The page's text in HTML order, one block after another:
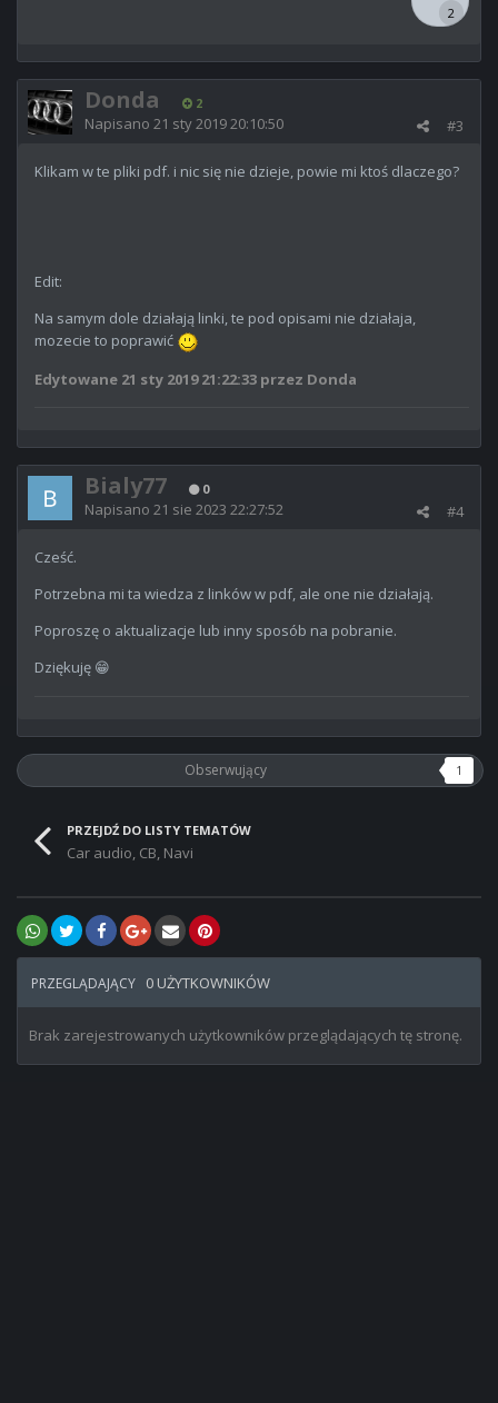
2
Donda 2
#3
Napisano 21 sty 2019 20:10:50
Klikam w te pliki pdf. i nic się nie dzieje, powie mi ktoś dlaczego?
Edit:
Na samym dole działają linki, te pod opisami nie działaja,
mozecie to poprawić
Edytowane 21 sty 2019 21:22:33 przez Donda
Bialy77 0
#4
Napisano 21 sie 2023 22:27:52
Cześć.
Potrzebna mi ta wiedza z linków w pdf, ale one nie działają.
Poproszę o aktualizacje lub inny sposób na pobranie.
Dziękuję 😁
Obserwujący 1
PRZEJDŹ DO LISTY TEMATÓW
Car audio, CB, Navi
PRZEGLĄDAJĄCY 0 UŻYTKOWNIKÓW
Brak zarejestrowanych użytkowników przeglądających tę stronę.